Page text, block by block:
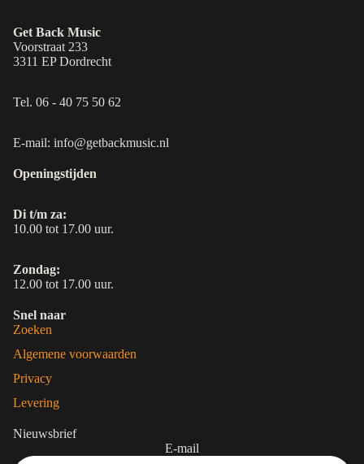
Get Back Music
Voorstraat 233
3311 EP Dordrecht
Tel. 06 - 40 75 50 62
E-mail: info@getbackmusic.nl
Openingstijden
Di t/m za:
10.00 tot 17.00 uur.
Zondag:
12.00 tot 17.00 uur.
Snel naar
Zoeken
Algemene voorwaarden
Privacy
Levering
Nieuwsbrief
E-mail